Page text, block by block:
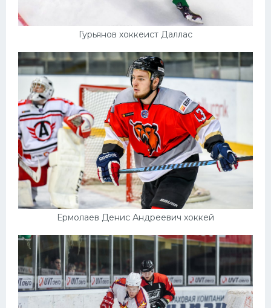
Гурьянов хоккеист Даллас
Ермолаев Денис Андреевич хоккей